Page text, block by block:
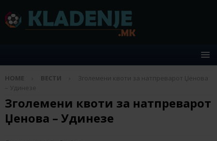
HOME ВЕСТИ
Зголемени квоти за натпреварот Џенова
– Удинезе
Зголемени квоти за натпреварот
Џенова – Удинезе